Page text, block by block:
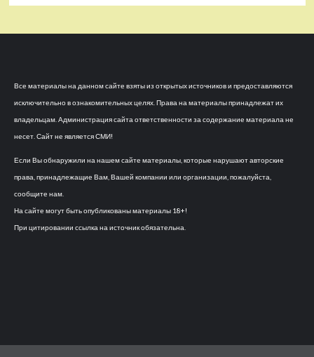
Все материалы на данном сайте взяты из открытых источников и предоставляются
исключительно в ознакомительных целях. Права на материалы принадлежат их
владельцам. Администрация сайта ответственности за содержание материала не
несет. Сайт не является СМИ!
Если Вы обнаружили на нашем сайте материалы, которые нарушают авторские
права, принадлежащие Вам, Вашей компании или организации, пожалуйста,
сообщите нам.
На сайте могут быть опубликованы материалы 18+!
При цитировании ссылка на источник обязательна.